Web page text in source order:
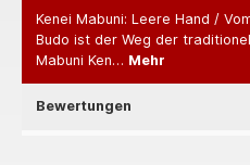
Kenei Mabuni: Leere Hand /
Budo ist der Weg der
Mabuni Ken… Mehr
Bewertungen